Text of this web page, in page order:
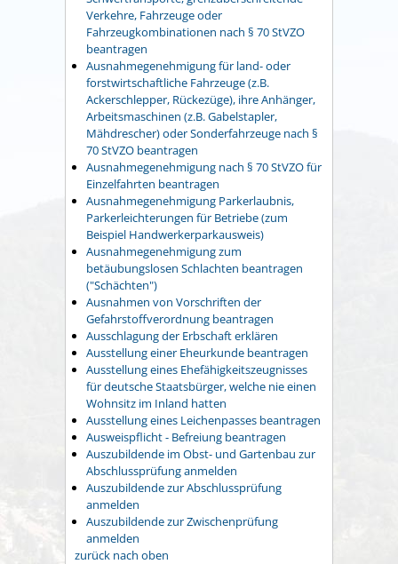
Verkehre, Fahrzeuge oder
Fahrzeugkombinationen nach § 70 StVZO
beantragen
Ausnahmegenehmigung für land- oder
forstwirtschaftliche Fahrzeuge (z.B.
Ackerschlepper, Rückezüge), ihre Anhänger,
Arbeitsmaschinen (z.B. Gabelstapler,
Mähdrescher) oder Sonderfahrzeuge nach §
70 StVZO beantragen
Ausnahmegenehmigung nach § 70 StVZO für
Einzelfahrten beantragen
Ausnahmegenehmigung Parkerlaubnis,
Parkerleichterungen für Betriebe (zum
Beispiel Handwerkerparkausweis)
Ausnahmegenehmigung zum
betäubungslosen Schlachten beantragen
("Schächten")
Ausnahmen von Vorschriften der
Gefahrstoffverordnung beantragen
Ausschlagung der Erbschaft erklären
Ausstellung einer Eheurkunde beantragen
Ausstellung eines Ehefähigkeitszeugnisses
für deutsche Staatsbürger, welche nie einen
Wohnsitz im Inland hatten
Ausstellung eines Leichenpasses beantragen
Ausweispflicht - Befreiung beantragen
Auszubildende im Obst- und Gartenbau zur
Abschlussprüfung anmelden
Auszubildende zur Abschlussprüfung
anmelden
Auszubildende zur Zwischenprüfung
anmelden
zurück nach oben